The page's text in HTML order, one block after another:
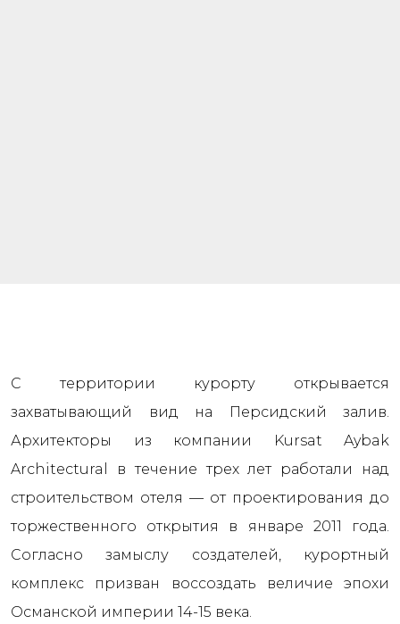
С территории курорту открывается
захватывающий вид на Персидский залив.
Архитекторы из компании Kursat Aybak
Architectural в течение трех лет работали над
строительством отеля — от проектирования до
торжественного открытия в январе 2011 года.
Согласно замыслу создателей, курортный
комплекс призван воссоздать величие эпохи
Османской империи 14-15 века.